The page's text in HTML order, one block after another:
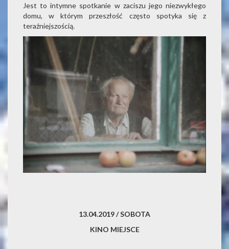
Jest to intymne spotkanie w zaciszu jego niezwykłego
domu, w którym przeszłość często spotyka się z
teraźniejszością.
13.04.2019 / SOBOTA
KINO MIEJSCE